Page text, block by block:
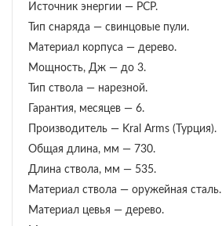
Источник энергии — PCP.
Тип снаряда — свинцовые пули.
Материал корпуса — дерево.
Мощность, Дж — до 3.
Тип ствола — нарезной.
Гарантия, месяцев — 6.
Производитель — Kral Arms (Турция).
Общая длина, мм — 730.
Длина ствола, мм — 535.
Материал ствола — оружейная сталь.
Материал цевья — дерево.